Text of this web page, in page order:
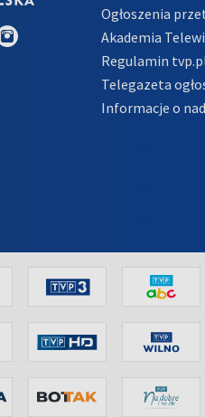
Ogłoszenia
Akademia
Regulamin
Telegazeta
Informacje o